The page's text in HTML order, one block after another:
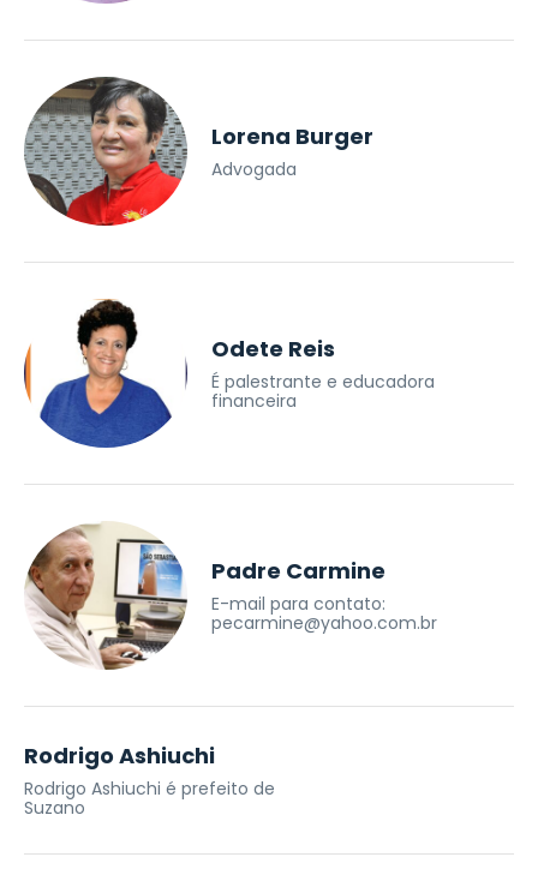
Lorena Burger
Advogada
Odete Reis
É palestrante e educadora
financeira
Padre Carmine
E-mail para contato:
pecarmine@yahoo.com.br
Rodrigo Ashiuchi
Rodrigo Ashiuchi é prefeito de
Suzano